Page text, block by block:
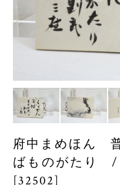
府中まめほん
ばものがた
[32502]